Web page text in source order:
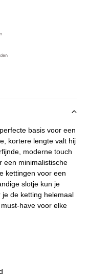
basis voor een
kortere lengte valt hij
moderne touch
een minimalistische
kettingen voor een
slotje kun je
de ketting helemaal
have voor elke